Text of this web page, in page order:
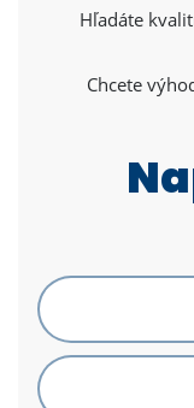
Hľadáte
Chcete